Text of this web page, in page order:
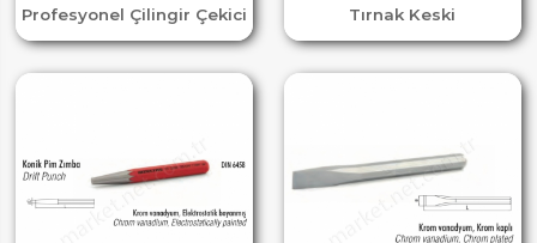
Profesyonel Çilingir Çekici Tırnak Keski